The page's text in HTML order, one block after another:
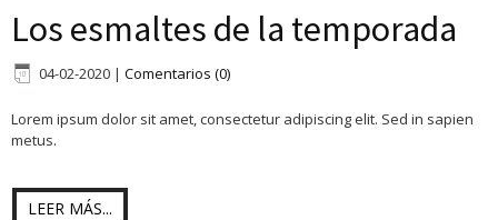
Los esmaltes de la temporada
04-02-2020 | Comentarios (0)
Lorem ipsum dolor sit amet, consectetur adipiscing elit. Sed in sapien
metus.
LEER MÁS...